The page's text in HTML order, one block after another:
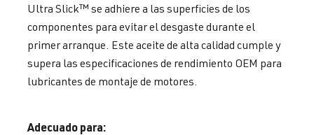
Ultra Slick™ se adhiere a las superficies de los
componentes para evitar el desgaste durante el
primer arranque. Este aceite de alta calidad cumple y
supera las especificaciones de rendimiento OEM para
lubricantes de montaje de motores.
Adecuado para: